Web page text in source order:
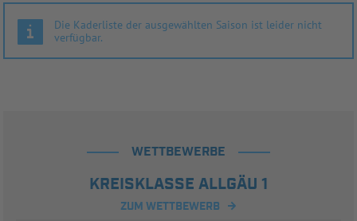
Die Kaderliste der ausgewählten Saison ist leider nicht
verfügbar.
WETTBEWERBE
KREISKLASSE ALLGÄU 1
ZUM WETTBEWERB